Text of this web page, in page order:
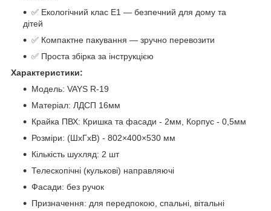
✅ Екологічний клас Е1 — безпечний для дому та
дітей
✅ Компактне пакування — зручно перевозити
✅ Проста збірка за інструкцією
Характеристики:
Модель: VAYS R-19
Матеріал: ЛДСП 16мм
Крайка ПВХ: Кришка та фасади - 2мм, Корпус - 0,5мм
Розміри: (ШхГхВ) - 802×400×530 мм
Кількість шухляд: 2 шт
Телескопічні (кулькові) направляючі
Фасади: без ручок
Призначення: для передпокою, спальні, вітальні